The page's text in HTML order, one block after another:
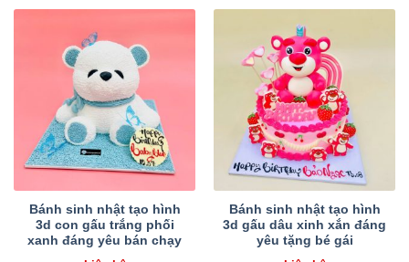
Bánh sinh nhật tạo hình
3d con gấu trắng phối
xanh đáng yêu bán chạy
Bánh sinh nhật tạo hình
3d gấu dâu xinh xắn đáng
yêu tặng bé gái